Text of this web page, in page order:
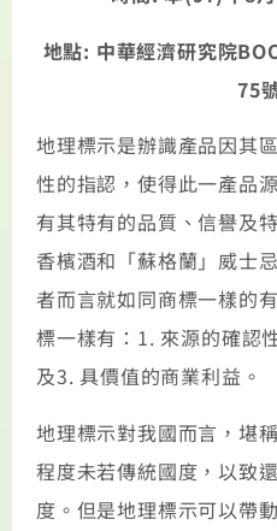
地點: 中華經濟研究院
75
地理標示是辦識產品因其
性的指認，使得此一產品
有其特有的品質、信譽及
香檳酒和「蘇格蘭」威士
者而言就如同商標一樣的
標一樣有：1. 來源的確認
及3. 具價值的商業利益。
地理標示對我國而言，堪
程度未若傳統國度，以致
度。但是地理標示可以帶